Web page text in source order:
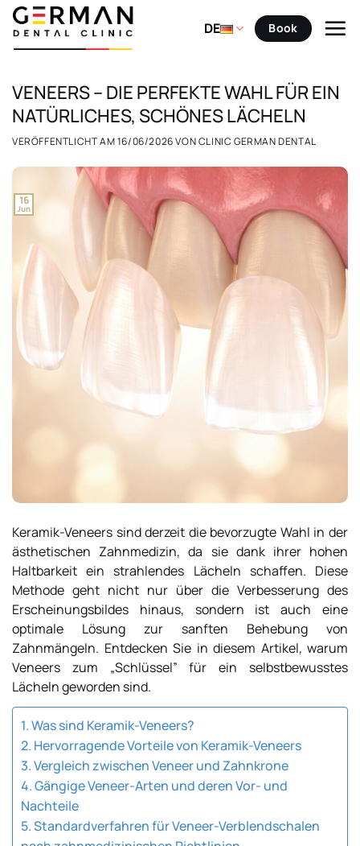
Zum
Inhalt
springen
DE Book
VENEERS – DIE PERFEKTE WAHL FÜR EIN
NATÜRLICHES, SCHÖNES LÄCHELN
VERÖFFENTLICHT AM16/06/2026 VONCLINIC GERMAN DENTAL
16
Jun
Keramik-Veneers sind derzeit die bevorzugte Wahl in der
ästhetischen Zahnmedizin, da sie dank ihrer hohen
Haltbarkeit ein strahlendes Lächeln schaffen. Diese
Methode geht nicht nur über die Verbesserung des
Erscheinungsbildes hinaus, sondern ist auch eine
optimale Lösung zur sanften Behebung von
Zahnmängeln. Entdecken Sie in diesem Artikel, warum
Veneers zum „Schlüssel” für ein selbstbewusstes
Lächeln geworden sind.
1. Was sind Keramik-Veneers?
2. Hervorragende Vorteile von Keramik-Veneers
3. Vergleich zwischen Veneer und Zahnkrone
4. Gängige Veneer-Arten und deren Vor- und
Nachteile
5. Standardverfahren für Veneer-Verblendschalen